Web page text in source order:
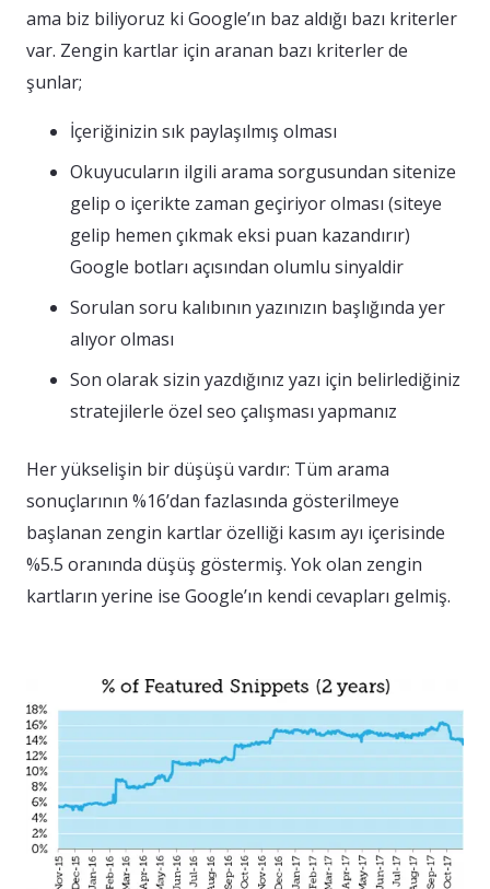
ama biz biliyoruz ki Google’ın baz aldığı bazı kriterler
var. Zengin kartlar için aranan bazı kriterler de
şunlar;
İçeriğinizin sık paylaşılmış olması
Okuyucuların ilgili arama sorgusundan sitenize
gelip o içerikte zaman geçiriyor olması (siteye
gelip hemen çıkmak eksi puan kazandırır)
Google botları açısından olumlu sinyaldir
Sorulan soru kalıbının yazınızın başlığında yer
alıyor olması
Son olarak sizin yazdığınız yazı için belirlediğiniz
stratejilerle özel seo çalışması yapmanız
Her yükselişin bir düşüşü vardır: Tüm arama
sonuçlarının %16’dan fazlasında gösterilmeye
başlanan zengin kartlar özelliği kasım ayı içerisinde
%5.5 oranında düşüş göstermiş. Yok olan zengin
kartların yerine ise Google’ın kendi cevapları gelmiş.